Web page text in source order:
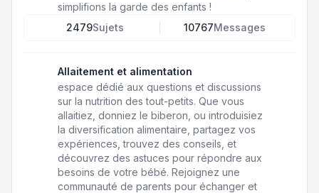
simplifions la garde des enfants !
2479Sujets 10767Messages
Allaitement et alimentation
espace dédié aux questions et discussions
sur la nutrition des tout-petits. Que vous
allaitiez, donniez le biberon, ou introduisiez
la diversification alimentaire, partagez vos
expériences, trouvez des conseils, et
découvrez des astuces pour répondre aux
besoins de votre bébé. Rejoignez une
communauté de parents pour échanger et